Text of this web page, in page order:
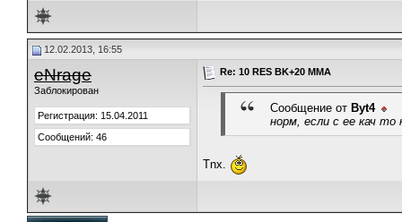
12.02.2013, 16:55
eNrage
Заблокирован
Регистрация: 15.04.2011
Сообщений: 46
Re: 10 RES BK+20 MMA
Сообщение от Byt4
норм, если с ее кач то
Tnx.